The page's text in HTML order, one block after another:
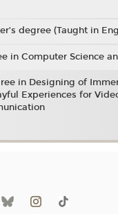
degree (Taught in
in Computer Science
in Designing of
Experiences for